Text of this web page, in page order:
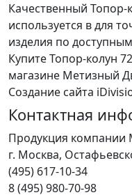
Качественный Топор-
используется в для
изделия по
Купите Топор-колун
магазине Метизный
Создание сайта
Контактная
Продукция компании
г. Москва,
(495) 617-10-34
8 (495) 980-70-98